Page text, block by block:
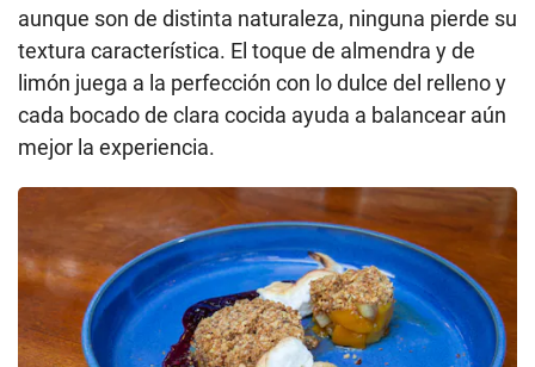
aunque son de distinta naturaleza, ninguna pierde su
textura característica. El toque de almendra y de
limón juega a la perfección con lo dulce del relleno y
cada bocado de clara cocida ayuda a balancear aún
mejor la experiencia.